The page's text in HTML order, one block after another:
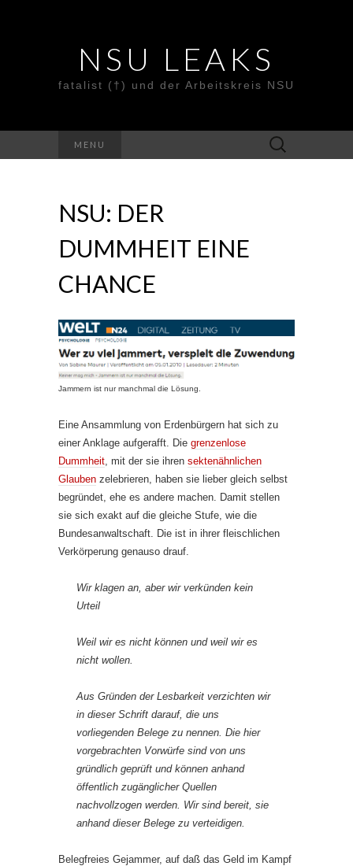
NSU LEAKS
fatalist (†) und der Arbeitskreis NSU
MENU
Suche
nach:
NSU: DER
DUMMHEIT EINE
CHANCE
Jammern ist nur manchmal die Lösung.
Eine Ansammlung von Erdenbürgern hat sich zu
einer Anklage aufgerafft. Die grenzenlose
Dummheit, mit der sie ihren sektenähnlichen
Glauben zelebrieren, haben sie lieber gleich selbst
begründet, ehe es andere machen. Damit stellen
sie sich exakt auf die gleiche Stufe, wie die
Bundesanwaltschaft. Die ist in ihrer fleischlichen
Verkörperung genauso drauf.
Wir klagen an, aber wir verkünden kein
Urteil
Weil wir es nicht können und weil wir es
nicht wollen.
Aus Gründen der Lesbarkeit verzichten wir
in dieser Schrift darauf, die uns
vorliegenden Belege zu nennen. Die hier
vorgebrachten Vorwürfe sind von uns
gründlich geprüft und können anhand
öffentlich zugänglicher Quellen
nachvoll­zogen werden. Wir sind bereit, sie
anhand dieser Belege zu verteidigen.
Belegfreies Gejammer, auf daß das Geld im Kampf